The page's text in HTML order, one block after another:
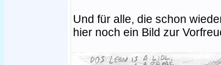
Und für alle, die schon
hier noch ein Bild zur